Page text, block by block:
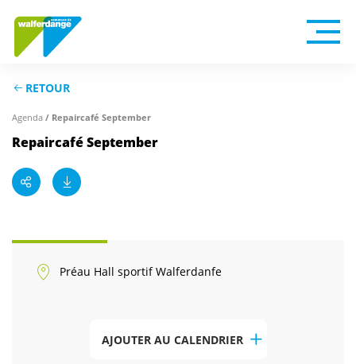
RETOUR
Agenda / Repaircafé September
Repaircafé September
Préau Hall sportif Walferdanfe
AJOUTER AU CALENDRIER